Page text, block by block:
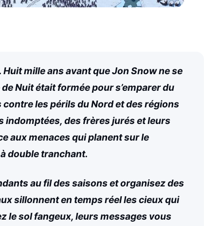
mille ans avant que Jon Snow ne se
Nuit était formée pour s’emparer du
les périls du Nord et des régions
des frères jurés et leurs
aux menaces qui planent sur le
double tranchant.
au fil des saisons et organisez des
sillonnent en temps réel les cieux qui
le sol fangeux, leurs messages vous